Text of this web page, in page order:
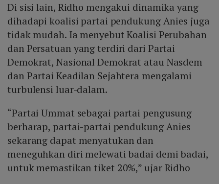
Di sisi lain, Ridho mengakui dinamika yang
dihadapi koalisi partai pendukung Anies juga
tidak mudah. Ia menyebut Koalisi Perubahan
dan Persatuan yang terdiri dari Partai
Demokrat, Nasional Demokrat atau Nasdem
dan Partai Keadilan Sejahtera mengalami
turbulensi luar-dalam.
“Partai Ummat sebagai partai pengusung
berharap, partai-partai pendukung Anies
sekarang dapat menyatukan dan
meneguhkan diri melewati badai demi badai,
untuk memastikan tiket 20%,” ujar Ridho